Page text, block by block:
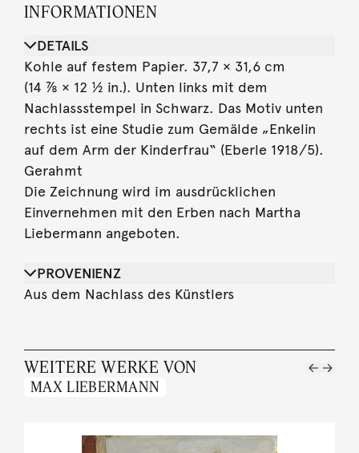
INFORMATIONEN
DETAILS
Kohle auf festem Papier. 37,7 × 31,6 cm
(14 ⅞ × 12 ½ in.). Unten links mit dem
Nachlassstempel in Schwarz. Das Motiv unten
rechts ist eine Studie zum Gemälde „Enkelin
auf dem Arm der Kinderfrau“ (Eberle 1918/5).
Gerahmt
Die Zeichnung wird im ausdrücklichen
Einvernehmen mit den Erben nach Martha
Liebermann angeboten.
PROVENIENZ
Aus dem Nachlass des Künstlers
WEITERE WERKE VON
MAX LIEBERMANN